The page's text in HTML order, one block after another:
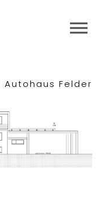
Autohaus Felder